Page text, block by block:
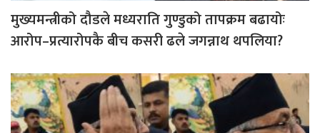
मुख्यमन्त्रीको दौडले मध्यराति गुण्डुको तापक्रम बढायोः
आरोप–प्रत्यारोपकै बीच कसरी ढले जगन्नाथ थपलिया?